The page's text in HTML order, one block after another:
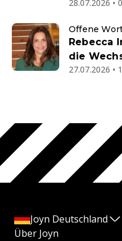
28.07.2026 •
Offene
Rebecca
die
27.07.2026 •
Joyn Deutschland
Über Joyn